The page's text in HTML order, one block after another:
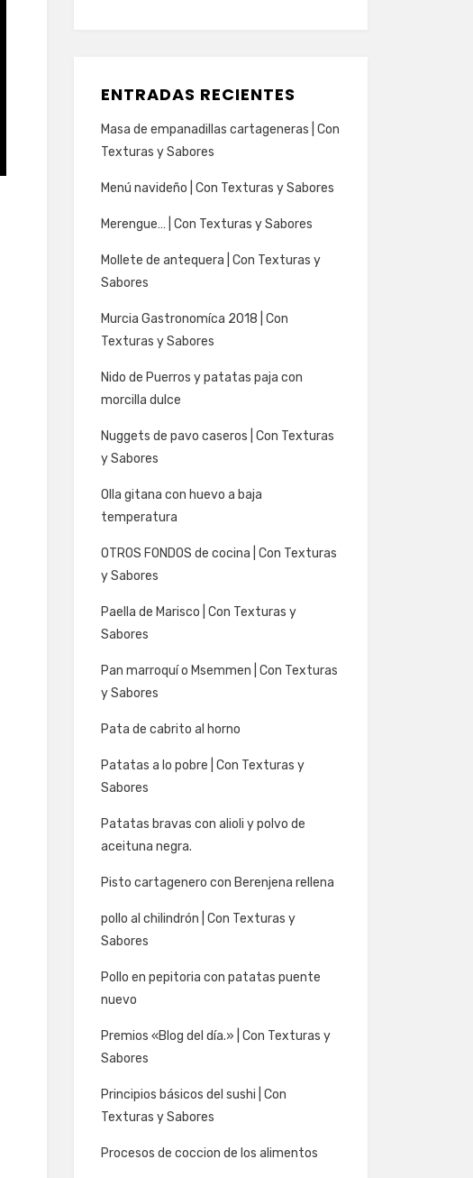
ENTRADAS RECIENTES
Masa de empanadillas cartageneras | Con
Texturas y Sabores
Menú navideño | Con Texturas y Sabores
Merengue… | Con Texturas y Sabores
Mollete de antequera | Con Texturas y
Sabores
Murcia Gastronomíca 2018 | Con
Texturas y Sabores
Nido de Puerros y patatas paja con
morcilla dulce
Nuggets de pavo caseros | Con Texturas
y Sabores
Olla gitana con huevo a baja
temperatura
OTROS FONDOS de cocina | Con Texturas
y Sabores
Paella de Marisco | Con Texturas y
Sabores
Pan marroquí o Msemmen | Con Texturas
y Sabores
Pata de cabrito al horno
Patatas a lo pobre | Con Texturas y
Sabores
Patatas bravas con alioli y polvo de
aceituna negra.
Pisto cartagenero con Berenjena rellena
pollo al chilindrón | Con Texturas y
Sabores
Pollo en pepitoria con patatas puente
nuevo
Premios «Blog del día.» | Con Texturas y
Sabores
Principios básicos del sushi | Con
Texturas y Sabores
Procesos de coccion de los alimentos